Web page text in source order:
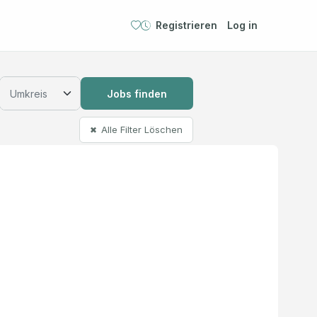
Registrieren Log in
Jobs finden
✖ Alle Filter Löschen